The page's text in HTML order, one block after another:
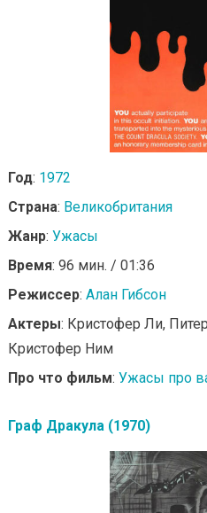
Год: 1972
Страна: Великобритания
Жанр: Ужасы
Время: 96 мин. / 01:36
Режиссер: Алан Гибсон
Актеры: Кристофер Ли,
Кристофер Ним
Про что фильм: Ужасы про
Граф Дракула (1970)